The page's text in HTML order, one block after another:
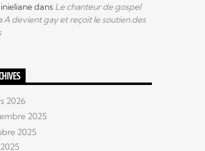
dans Le chanteur de gospel
A devient gay et reçoit le soutien des
2026
2025
2025